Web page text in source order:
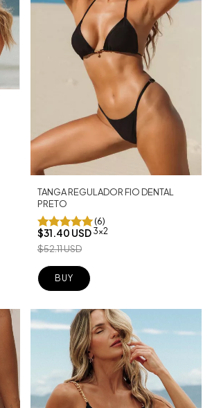
TANGA REGULADOR FIO DENTAL
PRETO
(6)
$31.40 USD 3x2
$52.11 USD
BUY